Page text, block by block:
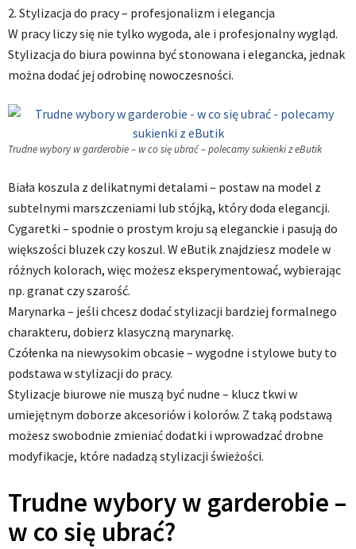
2. Stylizacja do pracy – profesjonalizm i elegancja
W pracy liczy się nie tylko wygoda, ale i profesjonalny wygląd.
Stylizacja do biura powinna być stonowana i elegancka, jednak
można dodać jej odrobinę nowoczesności.
Trudne wybory w garderobie – w co się ubrać – polecamy sukienki z eButik
Biała koszula z delikatnymi detalami – postaw na model z
subtelnymi marszczeniami lub stójką, który doda elegancji.
Cygaretki – spodnie o prostym kroju są eleganckie i pasują do
większości bluzek czy koszul. W eButik znajdziesz modele w
różnych kolorach, więc możesz eksperymentować, wybierając
np. granat czy szarość.
Marynarka – jeśli chcesz dodać stylizacji bardziej formalnego
charakteru, dobierz klasyczną marynarkę.
Czółenka na niewysokim obcasie – wygodne i stylowe buty to
podstawa w stylizacji do pracy.
Stylizacje biurowe nie muszą być nudne – klucz tkwi w
umiejętnym doborze akcesoriów i kolorów. Z taką podstawą
możesz swobodnie zmieniać dodatki i wprowadzać drobne
modyfikacje, które nadadzą stylizacji świeżości.
Trudne wybory w garderobie –
w co się ubrać?